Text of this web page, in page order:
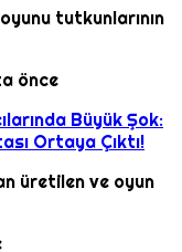
tutkunlarının
önce
Büyük Şok:
Ortaya Çıktı!
üretilen ve oyun